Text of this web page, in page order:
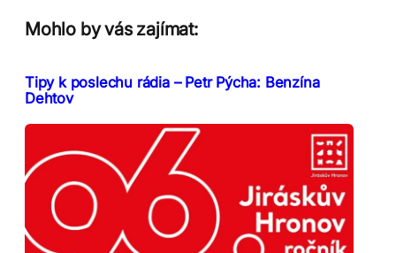
Mohlo by vás zajímat:
Tipy k poslechu rádia – Petr Pýcha: Benzína
Dehtov